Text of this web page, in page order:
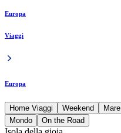
Europa
Viaggi
Europa
Home Viaggi Weekend Mare
Mondo
On the Road